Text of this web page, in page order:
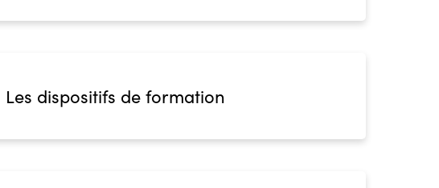
Les dispositifs de formation